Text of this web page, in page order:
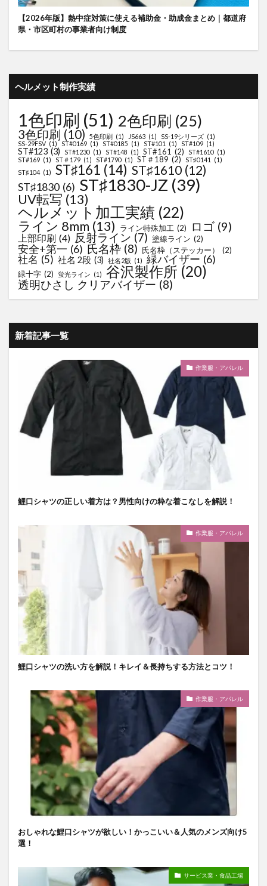
【2026年版】熱中症対策に使える補助金・助成金まとめ｜都道府
県・市区町村の事業者向け制度
ヘルメット制作実績
1色印刷 (51) 2色印刷 (25)
3色印刷 (10) 5色印刷 (1) JS663 (1) SS-19シリーズ (1)
SS-29FSV (1) ST#0169 (1) ST#0185 (1) ST#101 (1) ST#109 (1)
ST#123 (3) ST#1230 (1) ST#148 (1) ST#161 (2) ST#1610 (1)
ST#169 (1) ST＃179 (1) ST#1790 (1) ST＃189 (2) ST♯0141
(1)
ST♯104 (1) ST♯161 (14) ST♯1610 (12)
ST♯1830 (6) ST♯1830-JZ (39)
UV転写 (13)
ヘルメット加工実績 (22)
ライン 8mm (13) ライン特殊加工 (2) ロゴ (9)
上部印刷 (4) 反射ライン (7) 塗線ライン (2)
安全+第一 (6) 氏名枠 (8) 氏名枠（ステッカー） (2)
社名 (5) 社名 2段 (3) 社名2版 (1) 緑バイザー (6)
緑十字 (2) 蛍光ライン (1) 谷沢製作所 (20)
透明ひさし クリアバイザー (8)
新着記事一覧
作業服・アパレル
鯉口シャツの正しい着方は？男性向けの粋な着こなしを解説！
作業服・アパレル
鯉口シャツの洗い方を解説！キレイ＆長持ちする方法とコツ！
作業服・アパレル
おしゃれな鯉口シャツが欲しい！かっこいい＆人気のメンズ向け5
選！
サービス業・食品工場